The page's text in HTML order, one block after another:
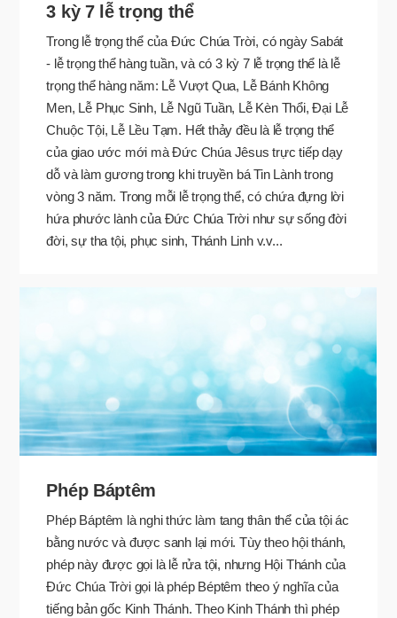
3 kỳ 7 lễ trọng thể
Trong lễ trọng thể của Đức Chúa Trời, có ngày Sabát
- lễ trọng thể hàng tuần, và có 3 kỳ 7 lễ trọng thể là lễ
trọng thể hàng năm: Lễ Vượt Qua, Lễ Bánh Không
Men, Lễ Phục Sinh, Lễ Ngũ Tuần, Lễ Kèn Thổi, Đại Lễ
Chuộc Tội, Lễ Lều Tạm. Hết thảy đều là lễ trọng thể
của giao ước mới mà Đức Chúa Jêsus trực tiếp dạy
dỗ và làm gương trong khi truyền bá Tin Lành trong
vòng 3 năm. Trong mỗi lễ trọng thể, có chứa đựng lời
hứa phước lành của Đức Chúa Trời như sự sống đời
đời, sự tha tội, phục sinh, Thánh Linh v.v...
Phép Báptêm
Phép Báptêm là nghi thức làm tang thân thể của tội ác
bằng nước và được sanh lại mới. Tùy theo hội thánh,
phép này được gọi là lễ rửa tội, nhưng Hội Thánh của
Đức Chúa Trời gọi là phép Béptêm theo ý nghĩa của
tiếng bản gốc Kinh Thánh. Theo Kinh Thánh thì phép